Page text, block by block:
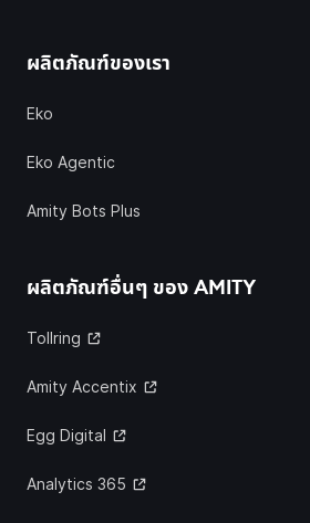
ผลิตภัณฑ์ของเรา
Eko
Eko Agentic
Amity Bots Plus
ผลิตภัณฑ์อื่นๆ ของ AMITY
Tollring
Amity Accentix
Egg Digital
Analytics 365